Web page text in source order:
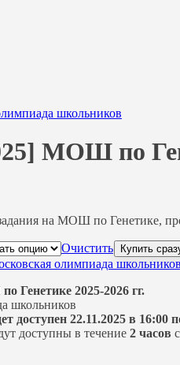
школьников
МОШ по
на МОШ по Генетике,
Очистить Купить
олимпиада школьников
Генетике 2025-2026 гг.
школьников
доступен 22.11.2025 в 16:00
доступны в течение 2 часов